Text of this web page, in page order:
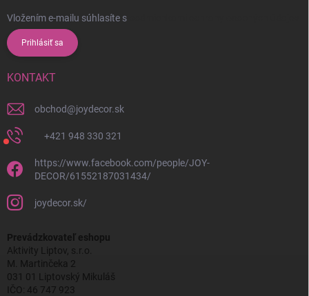
Vložením e-mailu súhlasíte s
Prihlásiť sa
KONTAKT
obchod@joydecor.sk
+421 948 330 321
https://www.facebook.com/people/JOY-
DECOR/61552187031434/
joydecor.sk/
Prevádzkovateľ eshopu
Aktivity Liptov, s.r.o.
M. Martinčeka 2
031 01 Liptovský Mikuláš
IČO: 46 747 923